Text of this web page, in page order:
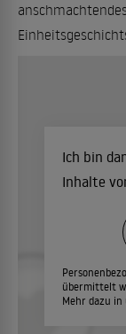
Ich bin
Inhalte
übermittelt
Mehr dazu in